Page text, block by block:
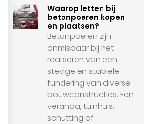
Waarop letten bij
betonpoeren kopen
en plaatsen?
Betonpoeren zijn
onmisbaar bij het
realiseren van een
stevige en stabiele
fundering van diverse
bouwconstructies. Een
veranda, tuinhuis,
schutting of